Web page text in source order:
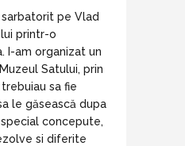
pe Vlad
printr-o
I-am organizat un
Satului, prin
sa fie
le găsească dupa
concepute,
si diferite